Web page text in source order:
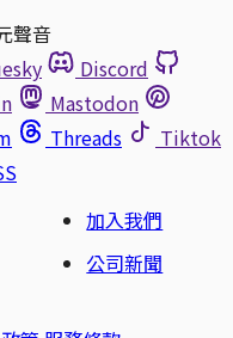
聲音
Discord
Mastodon
Threads
Tiktok
加入我們
公司新聞